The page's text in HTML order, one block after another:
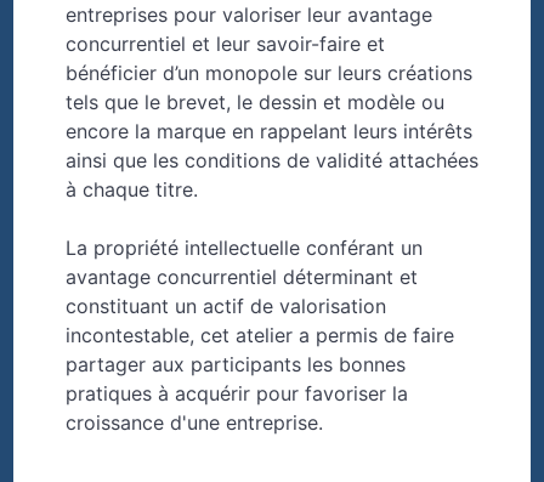
entreprises pour valoriser leur avantage
concurrentiel et leur savoir-faire et
bénéficier d’un monopole sur leurs créations
tels que le brevet, le dessin et modèle ou
encore la marque en rappelant leurs intérêts
ainsi que les conditions de validité attachées
à chaque titre.
La propriété intellectuelle conférant un
avantage concurrentiel déterminant et
constituant un actif de valorisation
incontestable, cet atelier a permis de faire
partager aux participants les bonnes
pratiques à acquérir pour favoriser la
croissance d'une entreprise.